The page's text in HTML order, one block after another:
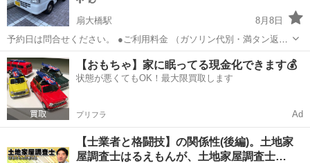
扇大橋駅
8月8日
予約日は問合せください。 ●ご利用料金 （ガソリン代別・満タン返
し） ●24時間：3900円/1日 保険込 ※受付時間8時～19時 ※時間外は
要相談 ※走行距離100㎞毎に500円の追加料金をいただきます。100...
東京 足立区 扇大橋駅 その他 レンタカー
【おもちゃ】家に眠ってる現金化できます💰
状態が悪くてもOK！最大限買取します
プリフラ Ad
【士業者と格闘技】の関係性(後編)。土地家
屋調査士はるえもんが、土地家屋調査士…